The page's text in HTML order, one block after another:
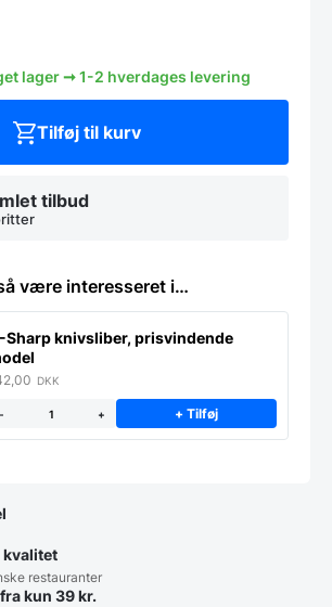
lager ➞ 1-2 hverdages levering
tilbud
Tilføj til kurv
være interesseret i…
Sharp knivsliber, prisvindende
DKK
- + + Tilføj
kvalitet
restauranter
kun 39 kr.